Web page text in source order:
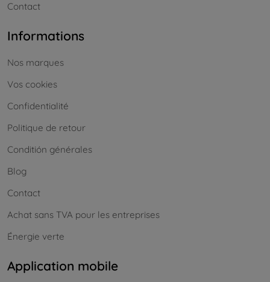
Contact
Informations
Nos marques
Vos cookies
Confidentialité
Politique de retour
Conditión générales
Blog
Contact
Achat sans TVA pour les entreprises
Énergie verte
Application mobile